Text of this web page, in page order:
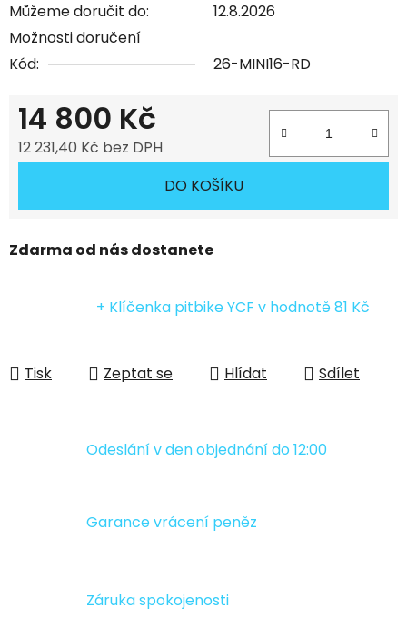
Můžeme doručit do:
12.8.2026
Možnosti doručení
Kód:
26-MINI16-RD
14 800 Kč
12 231,40 Kč bez DPH
DO KOŠÍKU
Zdarma od nás dostanete
+ Klíčenka pitbike YCF v hodnotě 81 Kč
Tisk Zeptat se Hlídat Sdílet
Odeslání v den objednání do 12:00
Garance vrácení peněz
Záruka spokojenosti